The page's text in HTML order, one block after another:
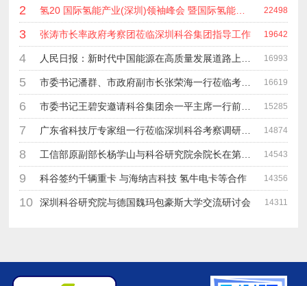
2 氢20 国际氢能产业(深圳)领袖峰会 暨国际氢能产业链展览会 22498
3 张涛市长率政府考察团莅临深圳科谷集团指导工作 19642
4 人民日报：新时代中国能源在高质量发展道路上奋勇前进 16993
5 市委书记潘群、市政府副市长张荣海一行莅临考察指导工作 16619
6 市委书记王碧安邀请科谷集团余一平主席一行前往工业转移园考察合作 15285
7 广东省科技厅专家组一行莅临深圳科谷考察调研“未来能源中心”项目 14874
8 工信部原副部长杨学山与科谷研究院余院长在第九届中电博览会交流 14543
9 科谷签约千辆重卡 与海纳吉科技 氢牛电卡等合作 14356
10 深圳科谷研究院与德国魏玛包豪斯大学交流研讨会 14311